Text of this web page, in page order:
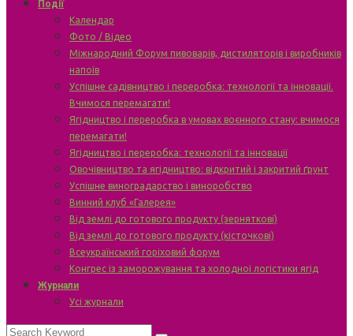
Події
Календар
Фото / Відео
Міжнародний Форум пивоварів, дистиляторів і виробників
напоїв
Успішне садівництво і переробка: технології та інновації.
Вчимося перемагати!
Ягідництво і переробка в умовах воєнного стану: вчимося
перемагати!
Ягідництво і переробка: технології та інновації
Овочівництво та ягідництво: відкритий і закритий ґрунт
Успішне виноградарство і виноробство
Винний клуб «Галерея»
Від землі до готового продукту (зерняткові)
Від землі до готового продукту (кісточкові)
Всеукраїнський горіховий форум
Конгрес із заморожування та холодної логістики ягід
Журнали
Усі журнали